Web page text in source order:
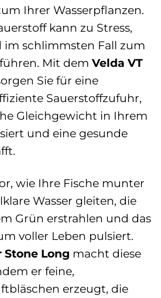
Ihrer Wasserpflanzen.
kann zu Stress,
im schlimmsten Fall zum
Mit dem Velda VT
Sie für eine
Sauerstoffzufuhr,
Gleichgewicht in Ihrem
und eine gesunde
wie Ihre Fische munter
Wasser gleiten, die
Grün erstrahlen und das
voller Leben pulsiert.
Stone Long macht diese
er feine,
erzeugt, die